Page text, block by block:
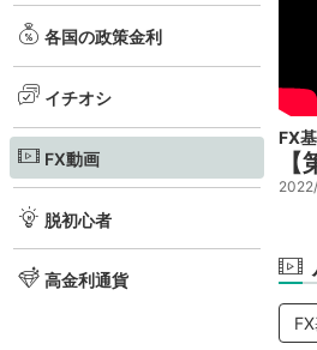
各国の政策金利
イチオシ
FX動画
脱初心者
高金利通貨
FX